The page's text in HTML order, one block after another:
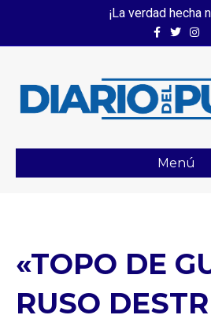
¡La verdad hecha
FacebookTwitter
Menú
«TOPO DE
RUSO